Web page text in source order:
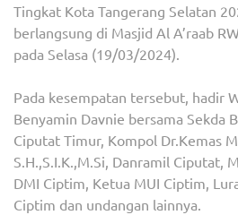
Tingkat Kota Tangerang Selatan
berlangsung di Masjid Al A’raab
pada Selasa (19/03/2024).
Pada kesempatan tersebut, hadir
Benyamin Davnie bersama Sekda
Ciputat Timur, Kompol Dr.Kemas
S.H.,S.I.K.,M.Si, Danramil Ciputat,
DMI Ciptim, Ketua MUI Ciptim,
Ciptim dan undangan lainnya.